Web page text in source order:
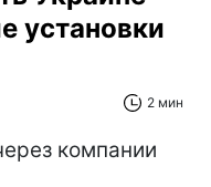
установки
2 мин
компании